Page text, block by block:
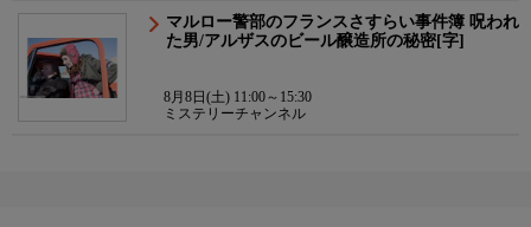
マルロー警部のフランスさすらい事件簿 呪われ
た男/アルザスのビール醸造所の秘密[字]
8月8日(土) 11:00～15:30
ミステリーチャンネル